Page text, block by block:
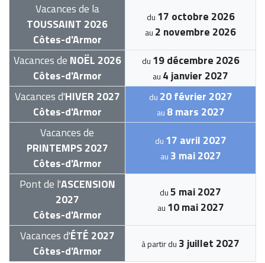
Vacances de la
TOUSSAINT 2026
Côtes-d'Armor
du 17 octobre 2026
au 2 novembre 2026
Vacances de NOËL 2026
Côtes-d'Armor
du 19 décembre 2026
au 4 janvier 2027
Vacances d'HIVER 2027
Côtes-d'Armor
du 20 février 2027
au 8 mars 2027
Vacances de
PRINTEMPS 2027
Côtes-d'Armor
du 17 avril 2027
au 3 mai 2027
Pont de l'ASCENSION
2027
Côtes-d'Armor
du5 mai 2027
au 10 mai 2027
Vacances d'ÉTÉ 2027
Côtes-d'Armor
à partir du 3 juillet 2027